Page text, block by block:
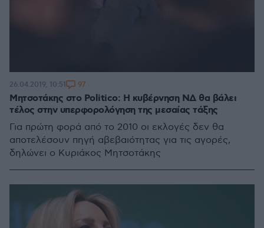
Μητσοτάκης στο Politico: Η κυβέρνηση ΝΔ θα βάλει
τέλος στην υπερφορολόγηση της μεσαίας τάξης
Για πρώτη φορά από το 2010 οι εκλογές δεν θα
αποτελέσουν πηγή αβεβαιότητας για τις αγορές,
δηλώνει ο Κυριάκος Μητσοτάκης
26.04.2019, 10:51 97